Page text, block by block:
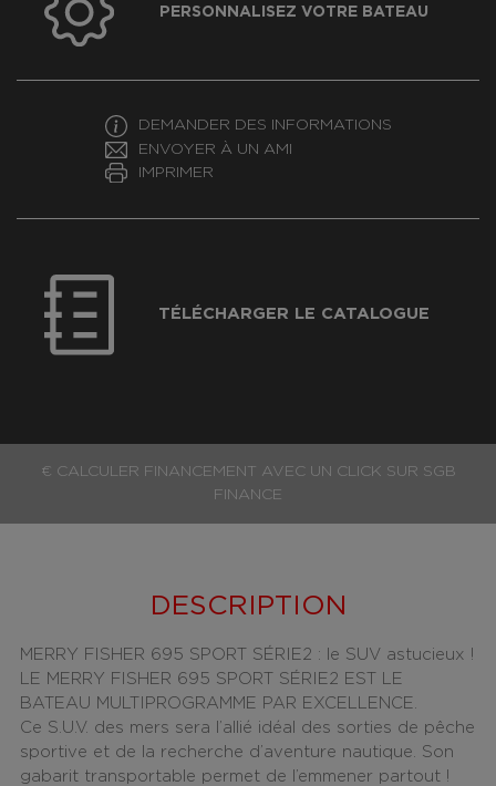
PERSONNALISEZ VOTRE BATEAU
DEMANDER DES INFORMATIONS
ENVOYER À UN AMI
IMPRIMER
TÉLÉCHARGER LE CATALOGUE
€ CALCULER FINANCEMENT AVEC UN CLICK SUR SGB
FINANCE
DESCRIPTION
MERRY FISHER 695 SPORT SÉRIE2 : le SUV astucieux !
LE MERRY FISHER 695 SPORT SÉRIE2 EST LE
BATEAU MULTIPROGRAMME PAR EXCELLENCE.
Ce S.U.V. des mers sera l’allié idéal des sorties de pêche
sportive et de la recherche d’aventure nautique . Son
gabarit transportable permet de l’emmener partout !